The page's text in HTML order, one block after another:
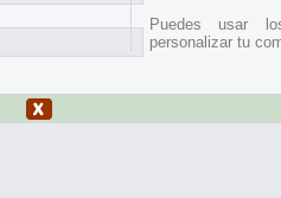
Puedes usar
personalizar tu